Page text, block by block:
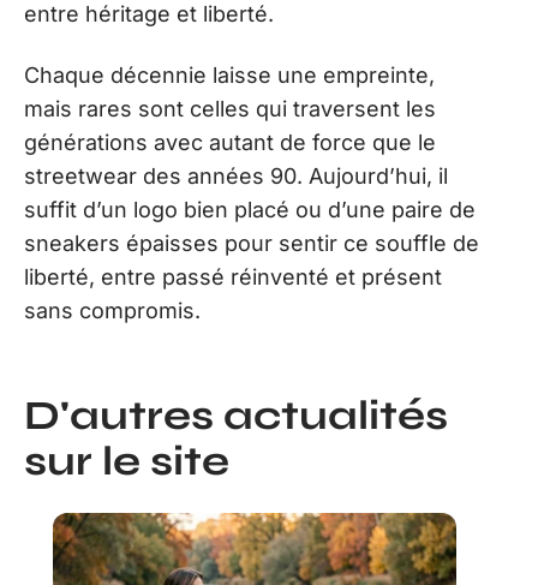
entre héritage et liberté.
Chaque décennie laisse une empreinte,
mais rares sont celles qui traversent les
générations avec autant de force que le
streetwear des années 90. Aujourd’hui, il
suffit d’un logo bien placé ou d’une paire de
sneakers épaisses pour sentir ce souffle de
liberté, entre passé réinventé et présent
sans compromis.
D'autres actualités
sur le site